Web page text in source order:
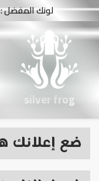
لونك المفضل :
silver frog